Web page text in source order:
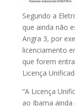
Segundo a
que ainda não
Angra 3, por
licenciamento
que forem
Licença
“A Licença
ao Ibama